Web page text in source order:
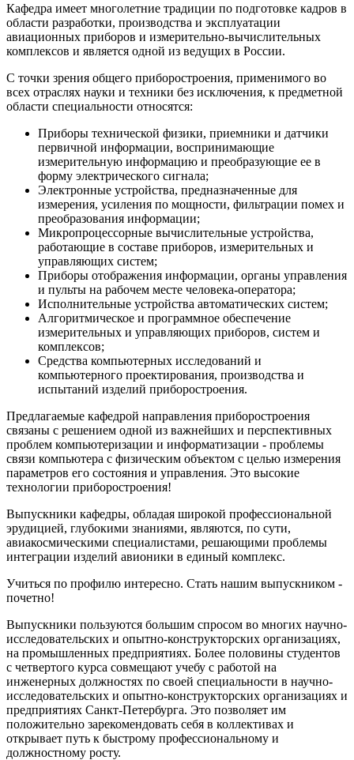
Кафедра имеет многолетние традиции по подготовке кадров в
области разработки, производства и эксплуатации
авиационных приборов и измерительно-вычислительных
комплексов и является одной из ведущих в России.
С точки зрения общего приборостроения, применимого во
всех отраслях науки и техники без исключения, к предметной
области специальности относятся:
Приборы технической физики, приемники и датчики
первичной информации, воспринимающие
измерительную информацию и преобразующие ее в
форму электрического сигнала;
Электронные устройства, предназначенные для
измерения, усиления по мощности, фильтрации помех и
преобразования информации;
Микропроцессорные вычислительные устройства,
работающие в составе приборов, измерительных и
управляющих систем;
Приборы отображения информации, органы управления
и пульты на рабочем месте человека-оператора;
Исполнительные устройства автоматических систем;
Алгоритмическое и программное обеспечение
измерительных и управляющих приборов, систем и
комплексов;
Средства компьютерных исследований и
компьютерного проектирования, производства и
испытаний изделий приборостроения.
Предлагаемые кафедрой направления приборостроения
связаны с решением одной из важнейших и перспективных
проблем компьютеризации и информатизации - проблемы
связи компьютера с физическим объектом с целью измерения
параметров его состояния и управления. Это высокие
технологии приборостроения!
Выпускники кафедры, обладая широкой профессиональной
эрудицией, глубокими знаниями, являются, по сути,
авиакосмическими специалистами, решающими проблемы
интеграции изделий авионики в единый комплекс.
Учиться по профилю интересно. Стать нашим выпускником -
почетно!
Выпускники пользуются большим спросом во многих научно-
исследовательских и опытно-конструкторских организациях,
на промышленных предприятиях. Более половины студентов
с четвертого курса совмещают учебу с работой на
инженерных должностях по своей специальности в научно-
исследовательских и опытно-конструкторских организациях и
предприятиях Санкт-Петербурга. Это позволяет им
положительно зарекомендовать себя в коллективах и
открывает путь к быстрому профессиональному и
должностному росту.